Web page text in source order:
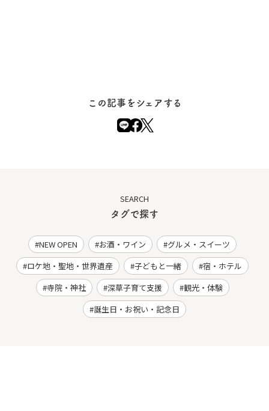
この記事をシェアする
SEARCH
タグで探す
NEW OPEN お酒・ワイン
グルメ・スイーツ
ロケ地・聖地・世界遺産
子どもと一緒
宿・ホテル
寺院・神社
深草子育て支援
観光・体験
誕生日・お祝い・記念日